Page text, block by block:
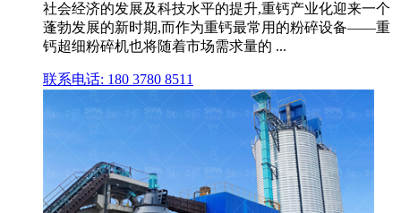
社会经济的发展及科技水平的提升,重钙产业化迎来一个
蓬勃发展的新时期,而作为重钙最常用的粉碎设备——重
钙超细粉碎机也将随着市场需求量的 ...
联系电话: 180 3780 8511